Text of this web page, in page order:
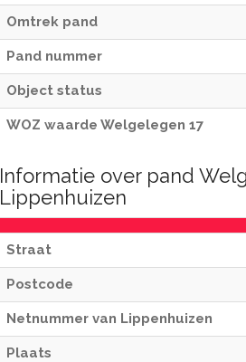
Omtrek pand
Pand nummer
Object status
WOZ waarde Welgelegen 17
Informatie over pand
Lippenhuizen
Straat
Postcode
Netnummer van Lippenhuizen
Plaats